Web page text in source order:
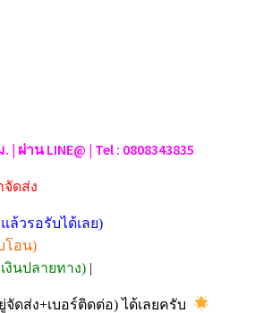
ผ่าน LINE@ | Tel : 0808343835
จัดส่ง
ล้วรอรับได้เลย)
โอน)
งินปลายทาง) |
ดส่ง+เบอร์ติดต่อ) ได้เลยครับ